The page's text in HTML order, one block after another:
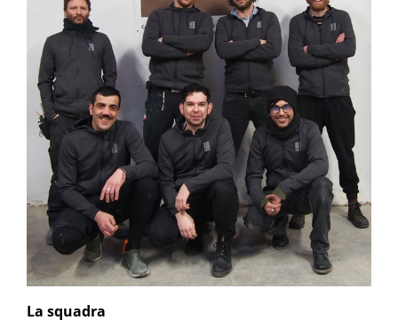
La squadra